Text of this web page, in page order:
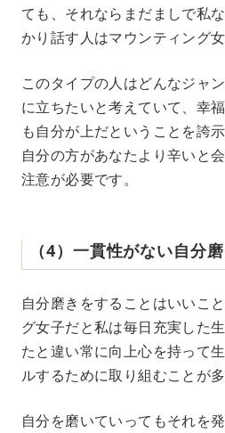
ても、それならまだましで私
かり話す人はマウンティング
このタイプの人はどんなジャ
に立ちたいと考えていて、幸
も自分が上だということを誇示
自分の方があなたより辛いと
注意が必要です。
（4）一貫性がない自分
自分磨きをすることはいいこ
グ女子だと私は毎日充実した
たと違い常に向上心を持って
ルするために取り組むことが多
自分を磨いていってもそれを